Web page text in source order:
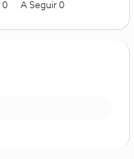
0 A Seguir 0